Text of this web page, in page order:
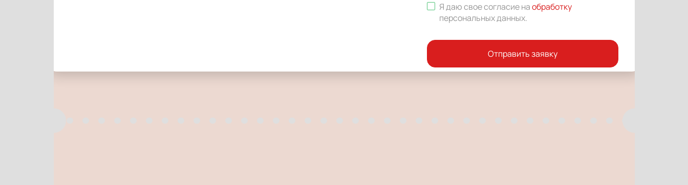
Я даю свое согласие наобработку
персональных данных.
Отправить заявку